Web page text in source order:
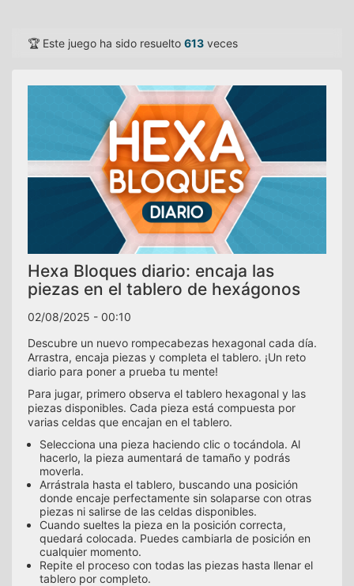
🏆 Este juego ha sido resuelto 613 veces
Hexa Bloques diario: encaja las
piezas en el tablero de hexágonos
02/08/2025 - 00:10
Descubre un nuevo rompecabezas hexagonal cada día.
Arrastra, encaja piezas y completa el tablero. ¡Un reto
diario para poner a prueba tu mente!
Para jugar, primero observa el tablero hexagonal y las
piezas disponibles. Cada pieza está compuesta por
varias celdas que encajan en el tablero.
Selecciona una pieza haciendo clic o tocándola. Al
hacerlo, la pieza aumentará de tamaño y podrás
moverla.
Arrástrala hasta el tablero, buscando una posición
donde encaje perfectamente sin solaparse con otras
piezas ni salirse de las celdas disponibles.
Cuando sueltes la pieza en la posición correcta,
quedará colocada. Puedes cambiarla de posición en
cualquier momento.
Repite el proceso con todas las piezas hasta llenar el
tablero por completo.